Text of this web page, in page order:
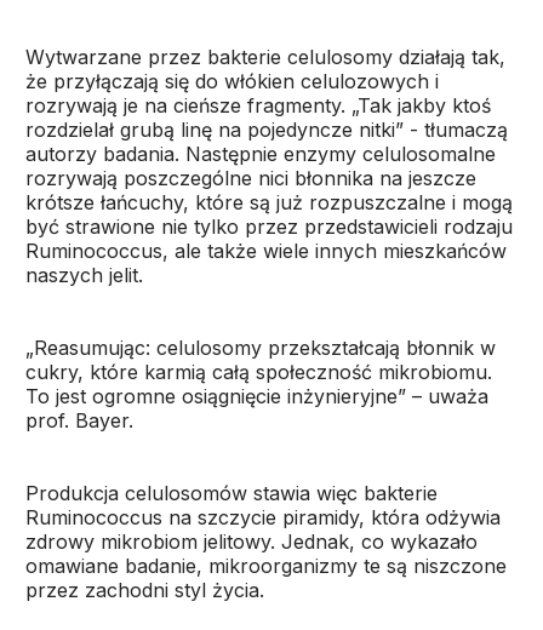
Wytwarzane przez bakterie celulosomy działają tak,
że przyłączają się do włókien celulozowych i
rozrywają je na cieńsze fragmenty. „Tak jakby ktoś
rozdzielał grubą linę na pojedyncze nitki” - tłumaczą
autorzy badania. Następnie enzymy celulosomalne
rozrywają poszczególne nici błonnika na jeszcze
krótsze łańcuchy, które są już rozpuszczalne i mogą
być strawione nie tylko przez przedstawicieli rodzaju
Ruminococcus, ale także wiele innych mieszkańców
naszych jelit.
„Reasumując: celulosomy przekształcają błonnik w
cukry, które karmią całą społeczność mikrobiomu.
To jest ogromne osiągnięcie inżynieryjne” – uważa
prof. Bayer.
Produkcja celulosomów stawia więc bakterie
Ruminococcus na szczycie piramidy, która odżywia
zdrowy mikrobiom jelitowy. Jednak, co wykazało
omawiane badanie, mikroorganizmy te są niszczone
przez zachodni styl życia.